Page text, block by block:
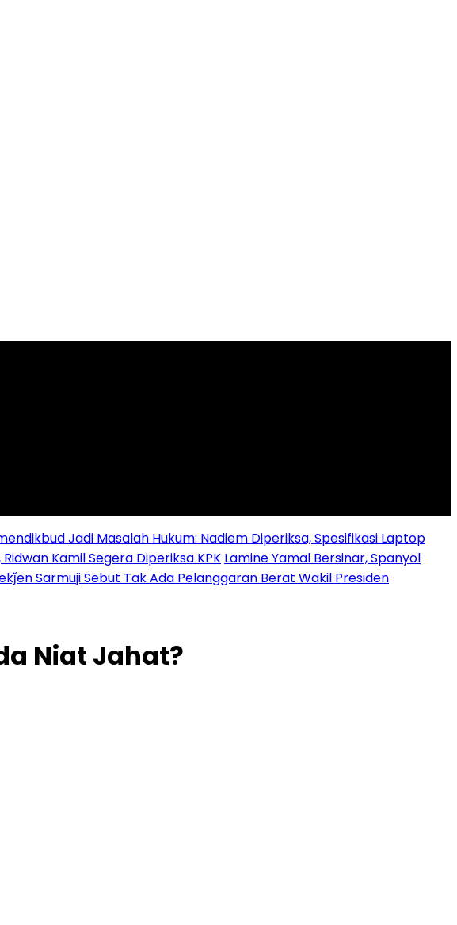
Jadi Masalah Hukum: Nadiem Diperiksa, Spesifikasi Laptop
Kamil Segera Diperiksa KPK Lamine Yamal Bersinar, Spanyol
Sarmuji Sebut Tak Ada Pelanggaran Berat Wakil Presiden
Niat Jahat?